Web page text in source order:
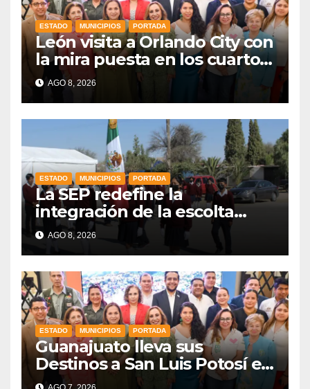
ESTADO MUNICIPIOS PORTADA
León visita a Orlando City con
la mira puesta en los cuartos
de final
AGO 8, 2026
ESTADO MUNICIPIOS PORTADA
La SEP redefine la
integración de la escolta
escolar prioritando la
inclusión
AGO 8, 2026
ESTADO MUNICIPIOS PORTADA
Guanajuato lleva sus
Destinos a San Luis Potosí en
vísperas de la FENAPO